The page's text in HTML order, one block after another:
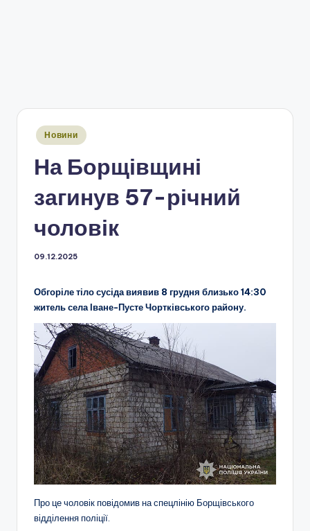
Опубліковано
Новини
На Борщівщині
загинув 57-річний
чоловік
09.12.2025
Обгоріле тіло сусіда виявив 8 грудня близько 14:30
житель села Іване-Пусте Чортківського району.
Про це чоловік повідомив на спецлінію Борщівського
відділення поліції.